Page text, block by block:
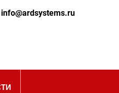
info@ardsystems.ru